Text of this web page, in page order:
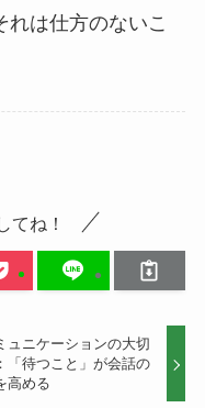
れは仕方のないこ
てね！
ュニケーションの大切
「待つこと」が会話の
高める